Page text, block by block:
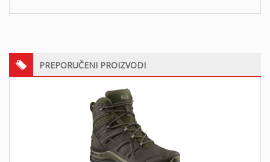
PREPORUČENI PROIZVODI